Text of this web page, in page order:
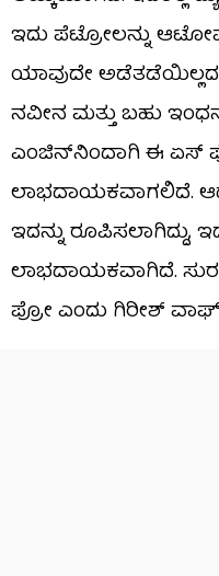
ಇದು ಪೆಟ್ರೋಲನ್ನು
ಯಾವುದೇ ಅಡೆತಡೆಯಿಲ್ಲದ
ನವೀನ ಮತ್ತು ಬಹು
ಎಂಜಿನ್‌ನಿಂದಾಗಿ ಈ ಏಸ್‌
ಲಾಭದಾಯಕವಾಗಲಿದೆ.
ಇದನ್ನು ರೂಪಿಸಲಾಗಿದ್ದು,
ಲಾಭದಾಯಕವಾಗಿದೆ.
ಪ್ರೋ ಎಂದು ಗಿರೀಶ್‌